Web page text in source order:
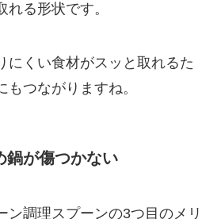
れる形状です。
にくい食材がスッと取れるた
つながりますね。
鍋が傷つかない
ン調理スプーンの3つ目のメリ